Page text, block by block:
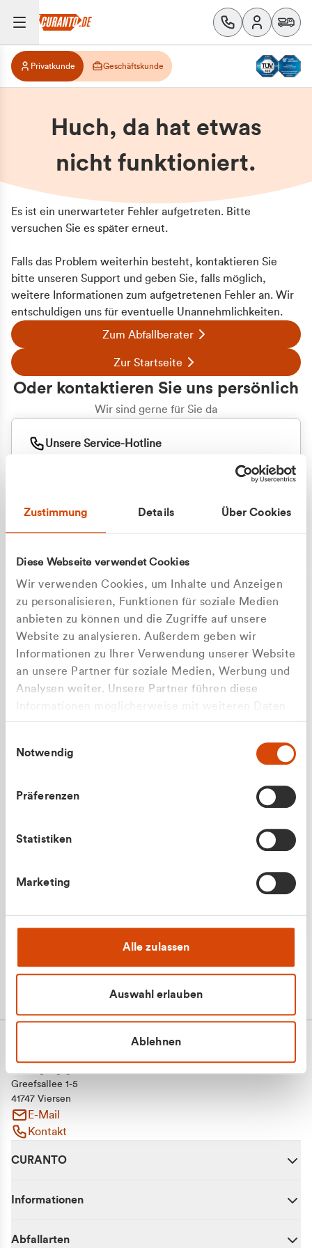
Zustimmung Details Über Cookies
Diese Webseite verwendet Cookies
Wir verwenden Cookies, um Inhalte und Anzeigen
zu personalisieren, Funktionen für soziale Medien
anbieten zu können und die Zugriffe auf unsere
Website zu analysieren. Außerdem geben wir
Informationen zu Ihrer Verwendung unserer Website
an unsere Partner für soziale Medien, Werbung und
Analysen weiter. Unsere Partner führen diese
gesammelt haben.
Notwendig
Präferenzen
Statistiken
Marketing
Alle zulassen
Auswahl erlauben
Ablehnen
Privatkunde Geschäftskunde
Huch, da hat etwas
nicht funktioniert.
Es ist ein unerwarteter Fehler aufgetreten. Bitte
versuchen Sie es später erneut.
Falls das Problem weiterhin besteht, kontaktieren Sie
bitte unseren Support und geben Sie, falls möglich,
weitere Informationen zum aufgetretenen Fehler an. Wir
entschuldigen uns für eventuelle Unannehmlichkeiten.
Zum Abfallberater
Zur Startseite
Oder kontaktieren Sie uns persönlich
Wir sind gerne für Sie da
Unsere Service-Hotline
+49 177 8376058
Apilash Balanesan
Greefsallee 1-5
41747 Viersen
E-Mail
Kontakt
CURANTO
Informationen
Abfallarten